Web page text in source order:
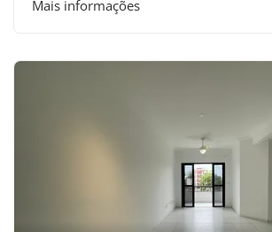
Mais informações